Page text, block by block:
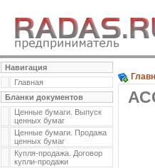
Навигация
Главная
Бланки документов
Ценные бумаги. Выпуск
ценных бумаг
Ценные бумаги. Продажа
ценных бумаг
Купля-продажа. Договор
купли-продажи